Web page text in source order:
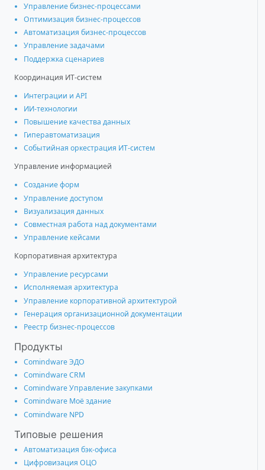
Управление бизнес-процессами
Оптимизация бизнес-процессов
Автоматизация бизнес-процессов
Управление задачами
Поддержка сценариев
Координация ИТ-систем
Интеграции и АРІ
ИИ-технологии
Повышение качества данных
Гиперавтоматизация
Событийная оркестрация ИТ-систем
Управление информацией
Создание форм
Управление доступом
Визуализация данных
Совместная работа над документами
Управление кейсами
Корпоративная архитектура
Управление ресурсами
Исполняемая архитектура
Управление корпоративной архитектурой
Генерация организационной документации
Реестр бизнес-процессов
Продукты
Comindware ЭДО
Comindware CRM
Comindware Управление закупками
Comindware Моё здание
Comindware NPD
Типовые решения
Автоматизация бэк-офиса
Цифровизация ОЦО